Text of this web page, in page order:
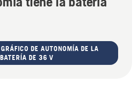
DE AUTONOMÍA DE LA
BATERÍA DE 36 V